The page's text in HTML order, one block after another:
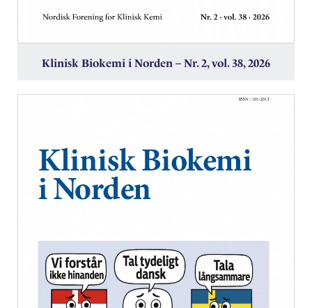
Klinisk Biokemi i Norden – Nr. 2, vol. 38, 2026